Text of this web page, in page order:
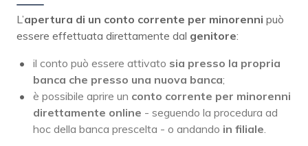
L’apertura di un conto corrente per minorenni può
essere effettuata direttamente dal genitore:
il conto può essere attivato sia presso la propria
banca che presso una nuova banca;
è possibile aprire un conto corrente per minorenni
direttamente online - seguendo la procedura ad
hoc della banca prescelta - o andando in filiale.